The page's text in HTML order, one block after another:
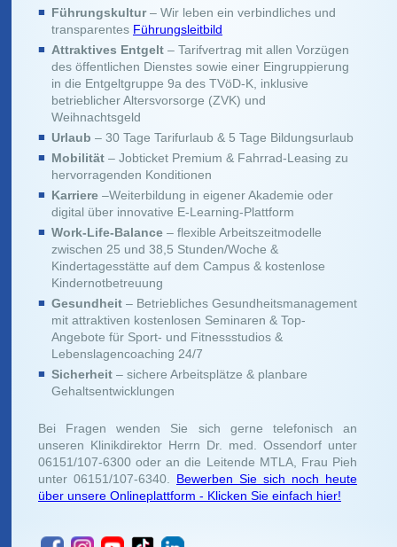
Führungskultur– Wir leben ein verbindliches und
transparentes Führungsleitbild
Attraktives Entgelt– Tarifvertrag mit allen Vorzügen
des öffentlichen Dienstes sowie einer Eingruppierung
in die Entgeltgruppe 9a des TVöD-K, inklusive
betrieblicher Altersvorsorge (ZVK) und
Weihnachtsgeld
Urlaub – 30 Tage Tarifurlaub & 5 Tage Bildungsurlaub
Mobilität– Jobticket Premium & Fahrrad-Leasing zu
hervorragenden Konditionen
Karriere–Weiterbildung in eigener Akademie oder
digital über innovative E-Learning-Plattform
Work-Life-Balance– flexible Arbeitszeitmodelle
zwischen 25 und 38,5 Stunden/Woche &
Kindertagesstätte auf dem Campus & kostenlose
Kindernotbetreuung
Gesundheit– Betriebliches Gesundheitsmanagement
mit attraktiven kostenlosen Seminaren & Top-
Angebote für Sport- und Fitnessstudios &
Lebenslagencoaching 24/7
Sicherheit– sichere Arbeitsplätze & planbare
Gehaltsentwicklungen
Bei Fragen wenden Sie sich gerne telefonisch an
unseren Klinikdirektor Herrn Dr. med. Ossendorf unter
06151/107-6300 oder an die Leitende MTLA, Frau Pieh
unter 06151/107-6340. Bewerben Sie sich noch heute
über unsere Onlineplattform - Klicken Sie einfach hier!